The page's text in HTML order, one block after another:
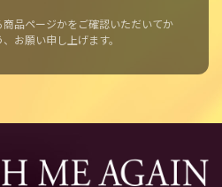
品ページかをご確認いただいてか
お願い申し上げます。